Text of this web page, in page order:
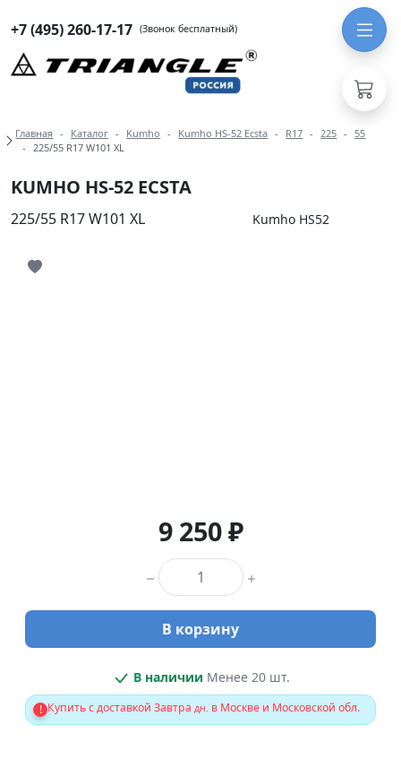
+7 (495) 260-17-17 (Звонок бесплатный)
Навигация по разделам модели
Главная Каталог Kumho Kumho HS-52 Ecsta R17 225
55
225/55 R17 W101 XL
KUMHO HS-52 ECSTA
225/55 R17 W101 XL Kumho HS52
9 250 ₽
Количество товара
В корзину
В наличии Менее 20 шт.
! Купить с доставкой Завтра дн. в Москве и Московской обл.